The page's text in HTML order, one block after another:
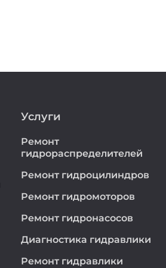
Услуги
Ремонт
гидрораспределителей
Ремонт гидроцилиндров
Ремонт гидромоторов
Ремонт гидронасосов
Диагностика гидравлики
Ремонт гидравлики